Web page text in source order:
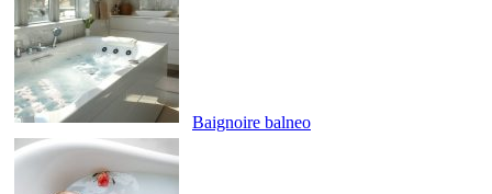
Baignoire balneo